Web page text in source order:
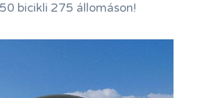
bicikli 275 állomáson!